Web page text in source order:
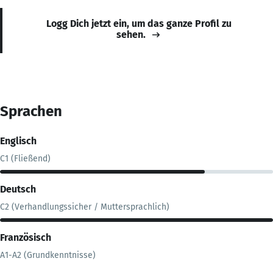
Logg Dich jetzt ein, um das ganze Profil zu
sehen.
Sprachen
Englisch
C1 (Fließend)
Deutsch
C2 (Verhandlungssicher / Muttersprachlich)
Französisch
A1-A2 (Grundkenntnisse)